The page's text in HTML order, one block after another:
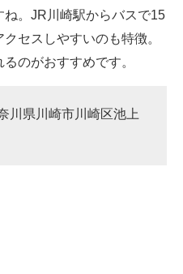
。JR川崎駅からバスで15
セスしやすいのも特徴。
のがおすすめです。
川県川崎市川崎区池上